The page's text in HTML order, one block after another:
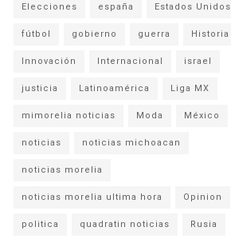
Elecciones españa Estados Unidos
fútbol gobierno guerra Historia
Innovación Internacional israel
justicia Latinoamérica Liga MX
mimorelia noticias Moda México
noticias noticias michoacan
noticias morelia
noticias morelia ultima hora Opinion
politica quadratin noticias Rusia